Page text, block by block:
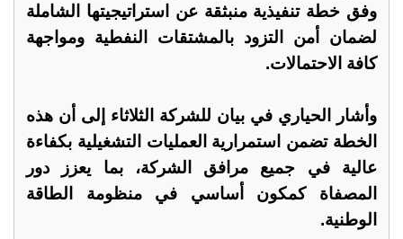
وفق خطة تنفيذية منبثقة عن استراتيجيتها الشاملة
لضمان أمن التزود بالمشتقات النفطية ومواجهة
كافة الاحتمالات.
وأشار الحياري في بيان للشركة الثلاثاء إلى أن هذه
الخطة تضمن استمرارية العمليات التشغيلية بكفاءة
عالية في جميع مرافق الشركة، بما يعزز دور
المصفاة كمكون أساسي في منظومة الطاقة
الوطنية.